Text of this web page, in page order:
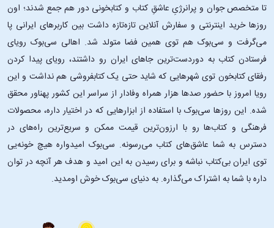
تا متخصص جوان و پرانرژیِ عاشقِ کتاب و کتابخونی دور هم جمع شدند؛ اون‌
روزها خرید اینترنتی و سفارش آنلاین تازه‌تازه داشت بین کاربرهای ایرانی پا
می‌گرفت و سی‌بوک هم توی همین فضا متولد شد. اهالی سی‌بوک رویای
فرستادن کتاب به دوردست‌ترین جاهای ایران رو داشتند، رویای پیدا کردن
رفقای کتابخون توی شهرهایی که شاید حتی یک کتابفروشی هم نداشت و این
رویا امروز با حضور صدها هزار همراه وفادار از سراسر این کشور پهناور محقق
شده. این ‌روزها سی‌بوک با استفاده از ابزارهایی که در اختیار داره، محصولات
فرهنگی و کتاب‌ها رو با ارزون‌ترین قیمت ممکن و سریع‌ترین راه‌های در
دسترس به شما عاشق‌های کتاب می‌رسونه. سی‌بوک امیدواره هیچ خونه‌یی
توی ایران بی‌کتاب نباشه و برای رسیدن به این امید و هدف هر آنچه در توان
داره با شما به اشتراک می‌گذاره. به دنیای سی‌بوک خوش اومدید.